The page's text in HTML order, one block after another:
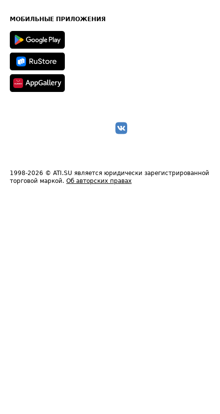
Техническая информация
МОБИЛЬНЫЕ ПРИЛОЖЕНИЯ
1998-2026 © ATI.SU является юридически зарегистрированной
торговой маркой. Об авторских правах